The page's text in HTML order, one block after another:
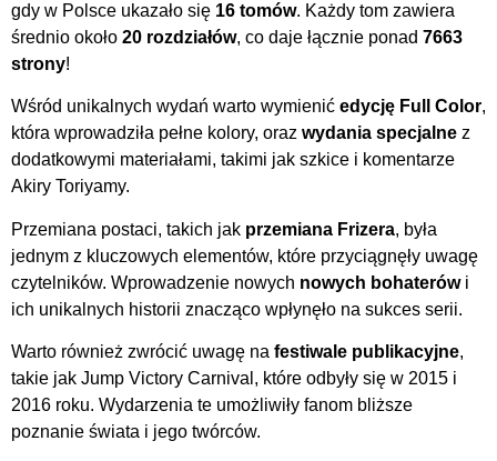
gdy w Polsce ukazało się 16 tomów. Każdy tom zawiera
średnio około 20 rozdziałów, co daje łącznie ponad 7663
strony!
Wśród unikalnych wydań warto wymienić edycję Full Color,
która wprowadziła pełne kolory, oraz wydania specjalne z
dodatkowymi materiałami, takimi jak szkice i komentarze
Akiry Toriyamy.
Przemiana postaci, takich jak przemiana Frizera, była
jednym z kluczowych elementów, które przyciągnęły uwagę
czytelników. Wprowadzenie nowych nowych bohaterówi
ich unikalnych historii znacząco wpłynęło na sukces serii.
Warto również zwrócić uwagę na festiwale publikacyjne,
takie jak Jump Victory Carnival, które odbyły się w 2015 i
2016 roku. Wydarzenia te umożliwiły fanom bliższe
poznanie świata i jego twórców.